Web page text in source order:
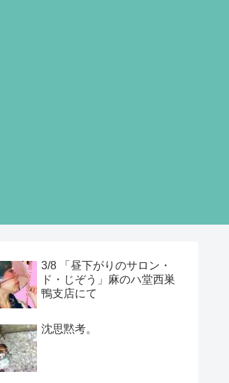
3/8 「昼下がりのサロン・
ド・じぞう」麻のハ堂西巣
鴨支店にて
沈思黙考。